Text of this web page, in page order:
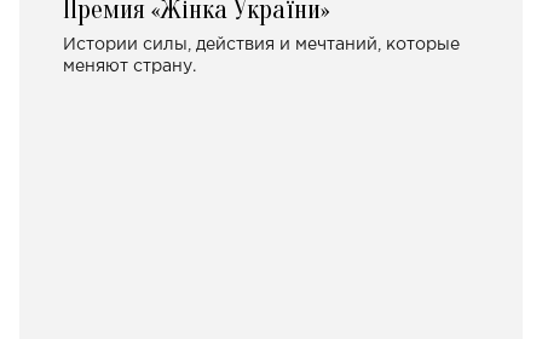
Премия «Жінка України»
Истории силы, действия и мечтаний, которые
меняют страну.